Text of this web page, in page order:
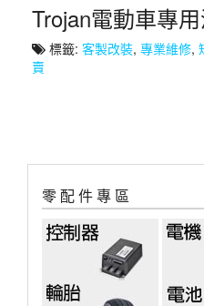
Trojan電動車專
標籤: 客製改裝, 專業維修,
賣
零 配 件 專 區